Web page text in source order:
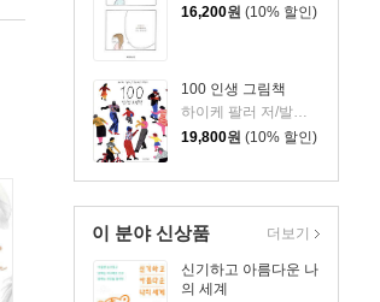
16,200원 (10% 할인)
100 인생 그림책
하이케 팔러 저/발레리오 비달리 그림/김서정 역
19,800원 (10% 할인)
이 분야 신상품
신기하고 아름다운 나
의 세계
더보기